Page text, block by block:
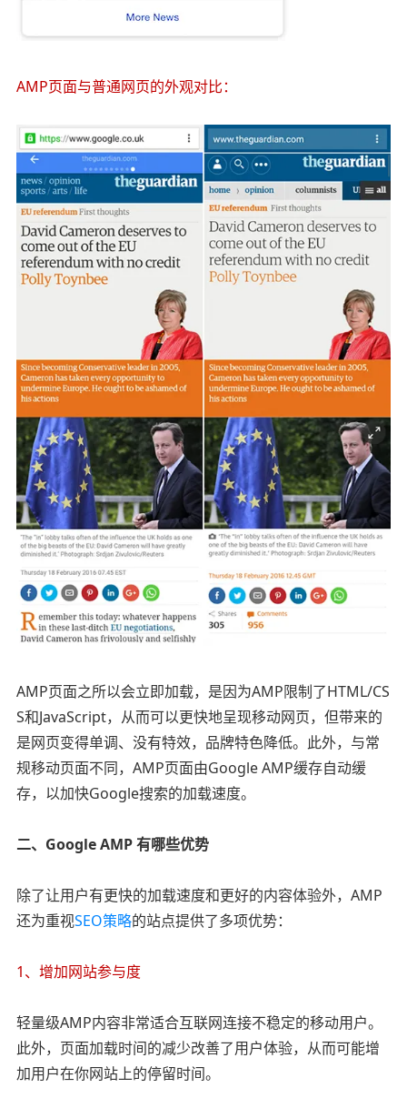
AMP页面与普通网页的外观对比：
AMP页面之所以会立即加载，是因为AMP限制了HTML/CS
S和JavaScript，从而可以更快地呈现移动网页，但带来的
是网页变得单调、没有特效，品牌特色降低。此外，与常
规移动页面不同，AMP页面由Google AMP缓存自动缓
存，以加快Google搜索的加载速度。
二、Google AMP 有哪些优势
除了让用户有更快的加载速度和更好的内容体验外，AMP
还为重视SEO策略的站点提供了多项优势：
1、增加网站参与度
轻量级AMP内容非常适合互联网连接不稳定的移动用户。
此外，页面加载时间的减少改善了用户体验，从而可能增
加用户在你网站上的停留时间。